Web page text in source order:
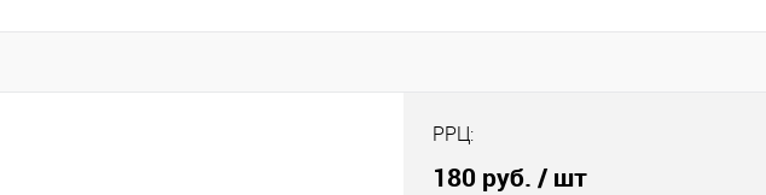
РРЦ:
180 руб. / шт